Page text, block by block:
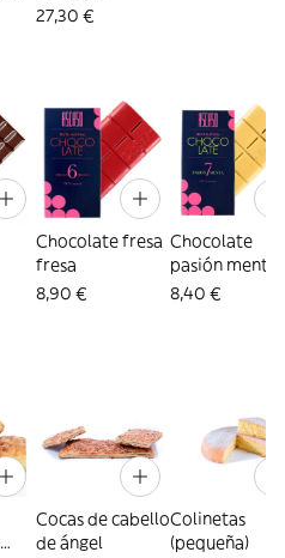
27,30 €
Chocolate fresa
fresa
8,90 €
Chocolate
pasión menta
8,40 €
Cocas de cabello
de ángel
Colinetas
(pequeña)